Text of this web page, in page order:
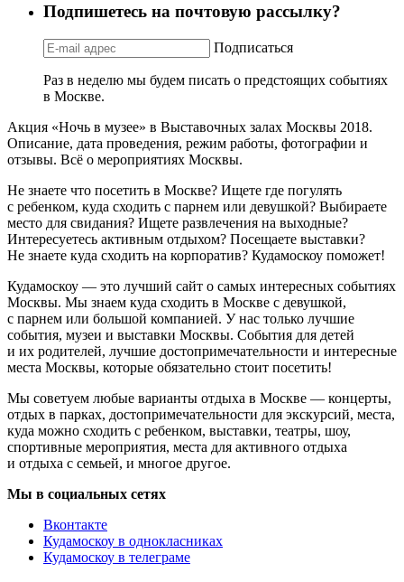
Подпишетесь на почтовую рассылку?
Подписаться
Раз в неделю мы будем писать о предстоящих событиях
в Москве.
Акция «Ночь в музее» в Выставочных залах Москвы 2018.
Описание, дата проведения, режим работы, фотографии и
отзывы. Всё о мероприятиях Москвы.
Не знаете что посетить в Москве? Ищете где погулять
с ребенком, куда сходить с парнем или девушкой? Выбираете
место для свидания? Ищете развлечения на выходные?
Интересуетесь активным отдыхом? Посещаете выставки?
Не знаете куда сходить на корпоратив? Кудамоскоу поможет!
Кудамоскоу — это лучший сайт о самых интересных событиях
Москвы. Мы знаем куда сходить в Москве с девушкой,
с парнем или большой компанией. У нас только лучшие
события, музеи и выставки Москвы. События для детей
и их родителей, лучшие достопримечательности и интересные
места Москвы, которые обязательно стоит посетить!
Мы советуем любые варианты отдыха в Москве — концерты,
отдых в парках, достопримечательности для экскурсий, места,
куда можно сходить с ребенком, выставки, театры, шоу,
спортивные мероприятия, места для активного отдыха
и отдыха с семьей, и многое другое.
Мы в социальных сетях
Вконтакте
Кудамоскоу в однокласниках
Кудамоскоу в телеграме